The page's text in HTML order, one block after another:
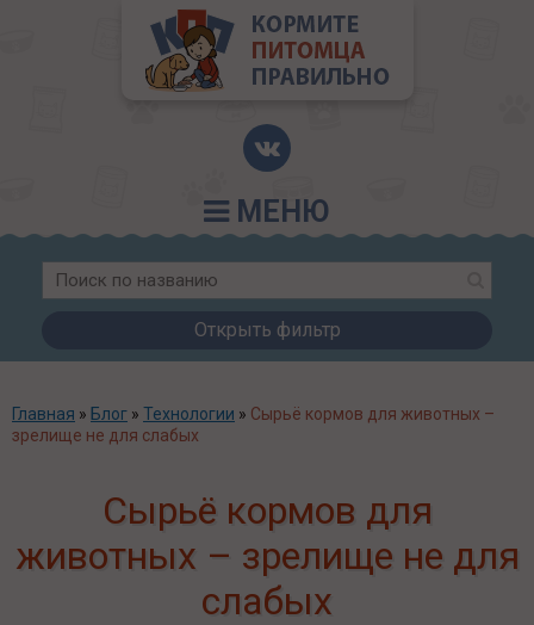
МЕНЮ
Открыть фильтр
Главная » Блог » Технологии » Сырьё кормов для животных –
зрелище не для слабых
Сырьё кормов для
животных – зрелище не для
слабых